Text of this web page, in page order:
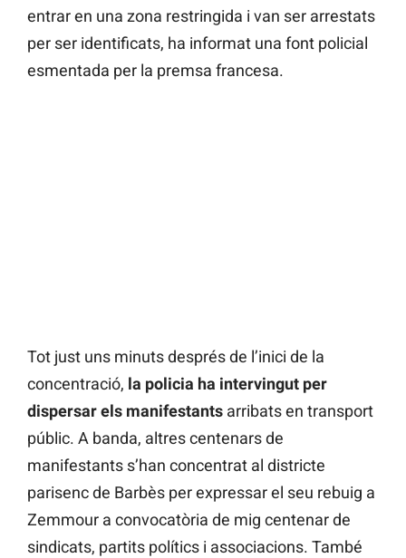
entrar en una zona restringida i van ser arrestats
per ser identificats, ha informat una font policial
esmentada per la premsa francesa.
Tot just uns minuts després de l’inici de la
concentració, la policia ha intervingut per
dispersar els manifestants arribats en transport
públic. A banda, altres centenars de
manifestants s’han concentrat al districte
parisenc de Barbès per expressar el seu rebuig a
Zemmour a convocatòria de mig centenar de
sindicats, partits polítics i associacions. També